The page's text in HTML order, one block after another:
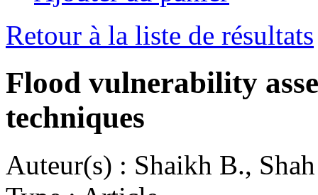
Retour à la liste de résultats
Flood vulnerability
techniques
Auteur(s) : Shaikh B.,